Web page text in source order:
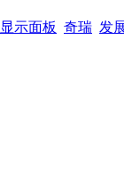
显示面板 奇瑞 发